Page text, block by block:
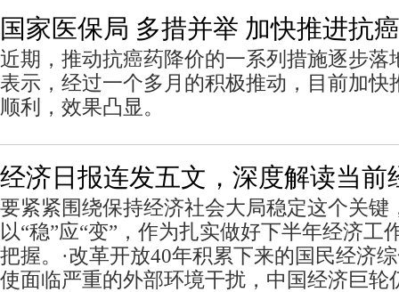
国家医保局 多措并举 加快推进抗
近期，推动抗癌药降价的一系列措施逐步落
表示，经过一个多月的积极推动，目前加快
顺利，效果凸显。
经济日报连发五文，深度解读当前
要紧紧围绕保持经济社会大局稳定这个关键
以“稳”应“变”，作为扎实做好下半年经济工
把握。·改革开放40年积累下来的国民经济
使面临严重的外部环境干扰，中国经济巨轮